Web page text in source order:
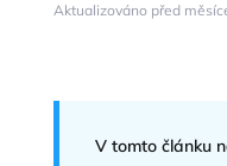
Aktualizováno před
V tomto článku